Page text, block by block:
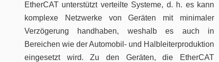
EtherCAT unterstützt verteilte Systeme, d. h. es kann
komplexe Netzwerke von Geräten mit minimaler
Verzögerung handhaben, weshalb es auch in
Bereichen wie der Automobil- und Halbleiterproduktion
eingesetzt wird. Zu den Geräten, die EtherCAT